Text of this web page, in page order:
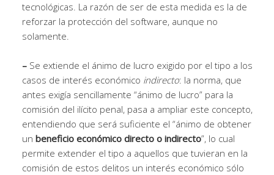
tecnológicas. La razón de ser de esta medida es la de
reforzar la protección del software, aunque no
solamente.
– Se extiende el ánimo de lucro exigido por el tipo a los
casos de interés económico indirecto: la norma, que
antes exigía sencillamente “ánimo de lucro” para la
comisión del ilícito penal, pasa a ampliar este concepto,
entendiendo que será suficiente el “ánimo de obtener
un beneficio económico directo o indirecto”, lo cual
permite extender el tipo a aquellos que tuvieran en la
comisión de estos delitos un interés económico sólo